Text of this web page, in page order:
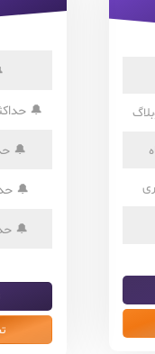
🔔 حداکثر 1000 خبر / مقاله
🔔
🔔 حداکثر
🔔